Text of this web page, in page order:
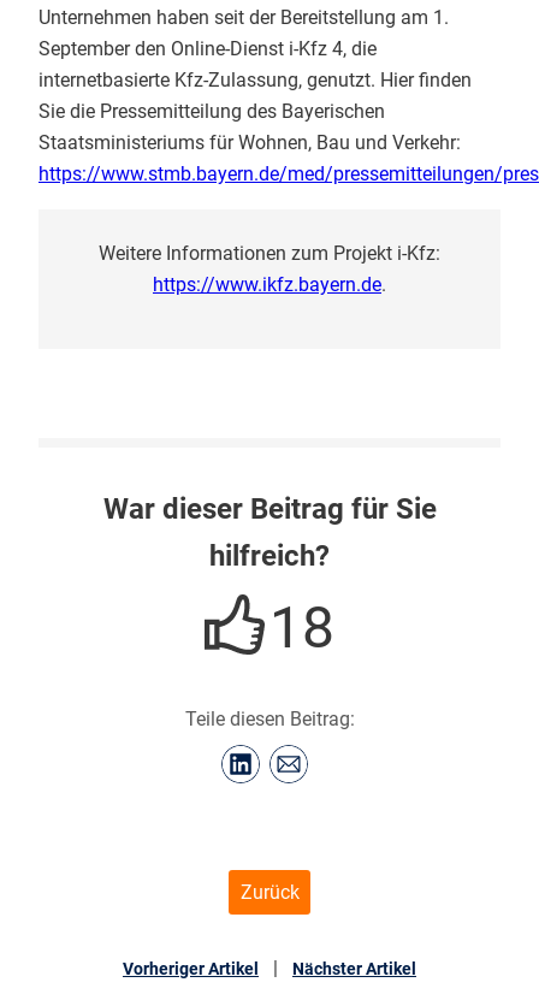
Unternehmen haben seit der Bereitstellung am 1.
September den Online-Dienst i-Kfz 4, die
internetbasierte Kfz-Zulassung, genutzt. Hier finden
Sie die Pressemitteilung des Bayerischen
Staatsministeriums für Wohnen, Bau und Verkehr:
https://www.stmb.bayern.de/med/pressemitteilungen/
Weitere Informationen zum Projekt i-Kfz:
https://www.ikfz.bayern.de.
War dieser Beitrag für Sie
hilfreich?
18
Teile diesen Beitrag:
Zurück
Vorheriger Artikel | Nächster Artikel